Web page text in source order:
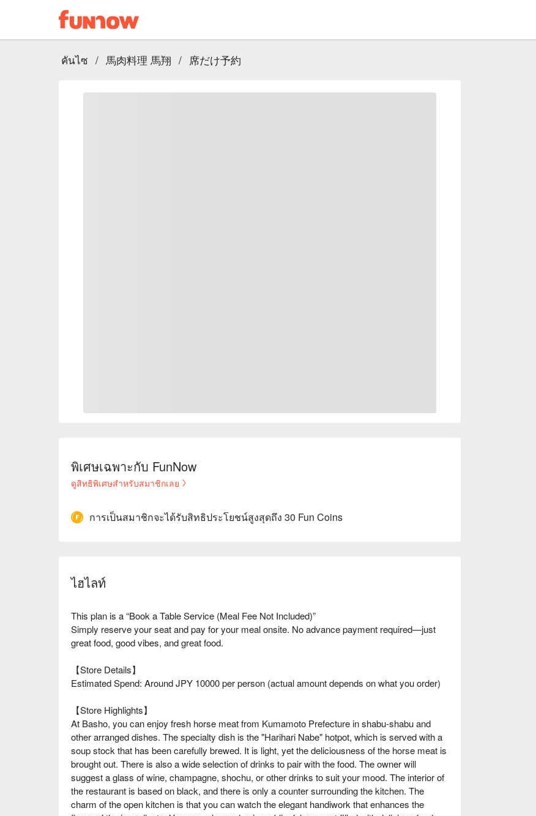
คันไซ / 馬肉料理 馬翔 / 席だけ予約
พิเศษเฉพาะกับ FunNow
ดูสิทธิพิเศษสำหรับสมาชิกเลย
การเป็นสมาชิกจะได้รับสิทธิประโยชน์สูงสุดถึง 30 Fun Coins
ไฮไลท์
This plan is a “Book a Table Service (Meal Fee Not Included)”
Simply reserve your seat and pay for your meal onsite. No advance payment required—just
great food, good vibes, and great food.
【Store Details】
Estimated Spend: Around JPY 10000 per person (actual amount depends on what you order)
【Store Highlights】
At Basho, you can enjoy fresh horse meat from Kumamoto Prefecture in shabu-shabu and
other arranged dishes. The specialty dish is the "Harihari Nabe" hotpot, which is served with a
soup stock that has been carefully brewed. It is light, yet the deliciousness of the horse meat is
brought out. There is also a wide selection of drinks to pair with the food. The owner will
suggest a glass of wine, champagne, shochu, or other drinks to suit your mood. The interior of
the restaurant is based on black, and there is only a counter surrounding the kitchen. The
charm of the open kitchen is that you can watch the elegant handiwork that enhances the